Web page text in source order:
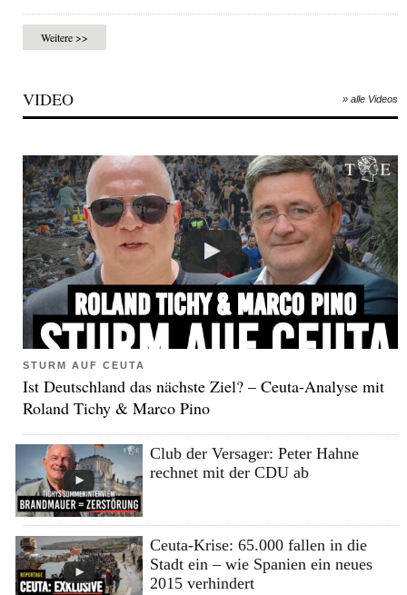
Weitere >>
VIDEO » alle Videos
STURM AUF CEUTA
Ist Deutschland das nächste Ziel? – Ceuta-Analyse mit
Roland Tichy & Marco Pino
Club der Versager: Peter Hahne
rechnet mit der CDU ab
Ceuta-Krise: 65.000 fallen in die
Stadt ein – wie Spanien ein neues
2015 verhindert